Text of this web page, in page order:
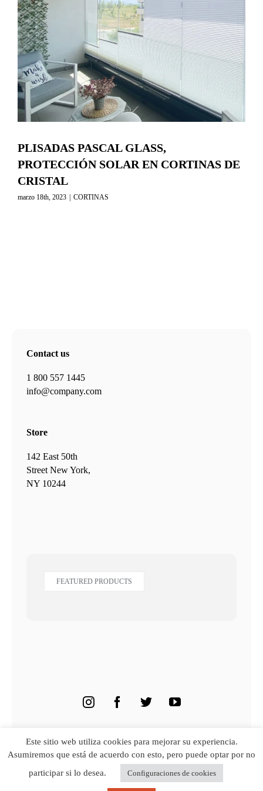
RESERVA TU CITA ONLINE
PLISADAS PASCAL GLASS,
PROTECCIÓN SOLAR EN CORTINAS DE
CRISTAL
marzo 18th, 2023 CORTINAS
Contact us
1 800 557 1445
info@company.com
Store
142 East 50th
Street New York,
NY 10244
FEATURED PRODUCTS
Este sitio web utiliza cookies para mejorar su experiencia.
Asumiremos que está de acuerdo con esto, pero puede optar por no
participar si lo desea.
Configuraciones de cookies